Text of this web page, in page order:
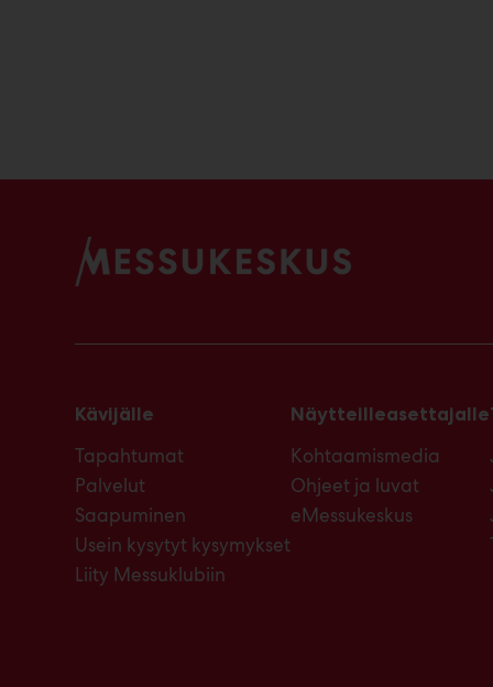
Kävijälle
Tapahtumat
Palvelut
Saapuminen
Usein kysytyt kysymykset
Liity Messuklubiin
Näytteilleasettajalle
Kohtaamismedia
Ohjeet ja luvat
eMessukeskus